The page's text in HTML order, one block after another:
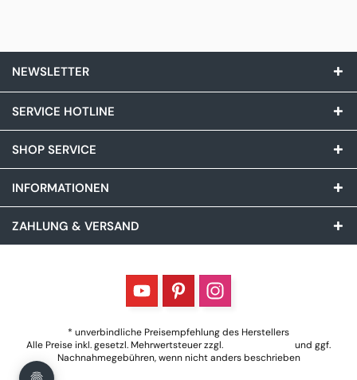
NEWSLETTER
SERVICE HOTLINE
SHOP SERVICE
INFORMATIONEN
ZAHLUNG & VERSAND
* unverbindliche Preisempfehlung des Herstellers
Alle Preise inkl. gesetzl. Mehrwertsteuer zzgl.
und ggf.
Nachnahmegebühren, wenn nicht anders beschrieben